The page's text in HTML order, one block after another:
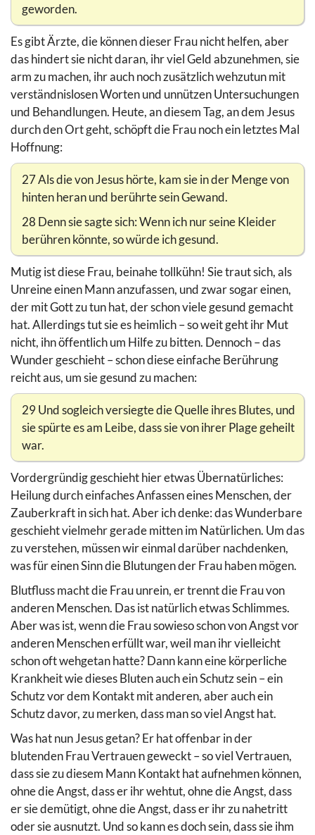
geworden.
Es gibt Ärzte, die können dieser Frau nicht helfen, aber
das hindert sie nicht daran, ihr viel Geld abzunehmen, sie
arm zu machen, ihr auch noch zusätzlich wehzutun mit
verständnislosen Worten und unnützen Untersuchungen
und Behandlungen. Heute, an diesem Tag, an dem Jesus
durch den Ort geht, schöpft die Frau noch ein letztes Mal
Hoffnung:
27 Als die von Jesus hörte, kam sie in der Menge von
hinten heran und berührte sein Gewand.
28 Denn sie sagte sich: Wenn ich nur seine Kleider
berühren könnte, so würde ich gesund.
Mutig ist diese Frau, beinahe tollkühn! Sie traut sich, als
Unreine einen Mann anzufassen, und zwar sogar einen,
der mit Gott zu tun hat, der schon viele gesund gemacht
hat. Allerdings tut sie es heimlich – so weit geht ihr Mut
nicht, ihn öffentlich um Hilfe zu bitten. Dennoch – das
Wunder geschieht – schon diese einfache Berührung
reicht aus, um sie gesund zu machen:
29 Und sogleich versiegte die Quelle ihres Blutes, und
sie spürte es am Leibe, dass sie von ihrer Plage geheilt
war.
Vordergründig geschieht hier etwas Übernatürliches:
Heilung durch einfaches Anfassen eines Menschen, der
Zauberkraft in sich hat. Aber ich denke: das Wunderbare
geschieht vielmehr gerade mitten im Natürlichen. Um das
zu verstehen, müssen wir einmal darüber nachdenken,
was für einen Sinn die Blutungen der Frau haben mögen.
Blutfluss macht die Frau unrein, er trennt die Frau von
anderen Menschen. Das ist natürlich etwas Schlimmes.
Aber was ist, wenn die Frau sowieso schon von Angst vor
anderen Menschen erfüllt war, weil man ihr vielleicht
schon oft wehgetan hatte? Dann kann eine körperliche
Krankheit wie dieses Bluten auch ein Schutz sein – ein
Schutz vor dem Kontakt mit anderen, aber auch ein
Schutz davor, zu merken, dass man so viel Angst hat.
Was hat nun Jesus getan? Er hat offenbar in der
blutenden Frau Vertrauen geweckt – so viel Vertrauen,
dass sie zu diesem Mann Kontakt hat aufnehmen können,
ohne die Angst, dass er ihr wehtut, ohne die Angst, dass
er sie demütigt, ohne die Angst, dass er ihr zu nahetritt
oder sie ausnutzt. Und so kann es doch sein, dass sie ihm